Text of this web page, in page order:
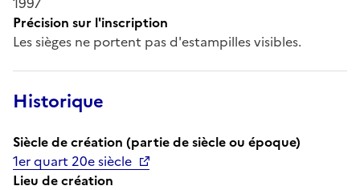
Précision sur l'inscription
Les sièges ne portent pas d'estampilles visibles.
Historique
Siècle de création (partie de siècle ou époque)
1er quart 20e siècle
Lieu de création